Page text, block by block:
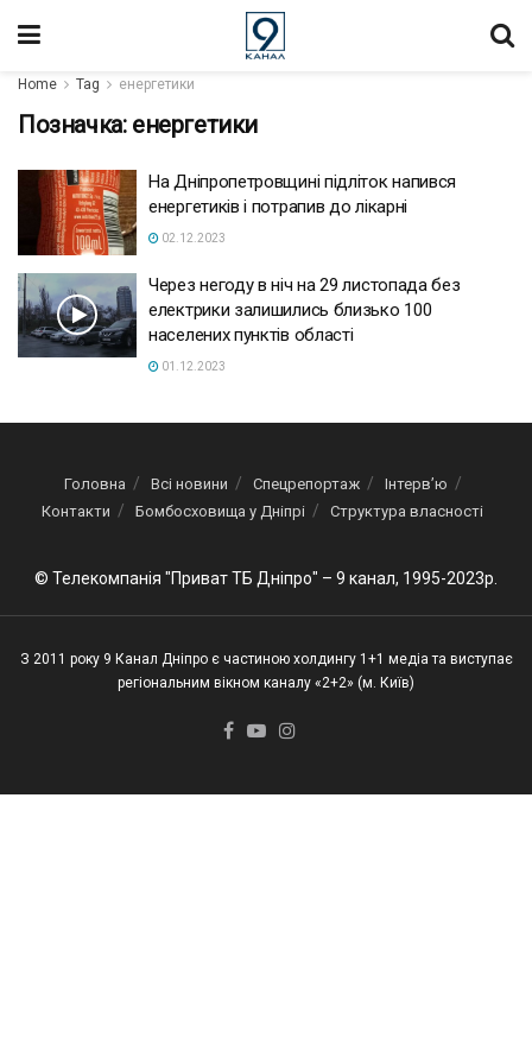
Home Tag енергетики
Позначка: енергетики
На Дніпропетровщині підліток напився
енергетиків і потрапив до лікарні
02.12.2023
Через негоду в ніч на 29 листопада без
електрики залишились близько 100
населених пунктів області
01.12.2023
Головна Всі новини Спецрепортаж
Інтерв’ю
Контакти
Бомбосховища у Дніпрі Структура власності
© Телекомпанія "Приват ТБ Дніпро" – 9 канал, 1995-2023р.
З 2011 року 9 Канал Дніпро є частиною холдингу 1+1 медіа та виступає
регіональним вікном каналу «2+2» (м. Київ)